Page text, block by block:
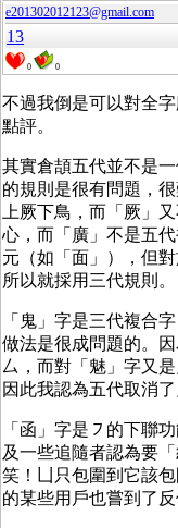
e201302012123@gmail.com
13
0 0
不過我倒是可以對全
點評。
其實倉頡五代並不是
的規則是很有問題，
上厥下鳥，而「厥」
心，而「廣」不是五
元（如「面」），但
所以就採用三代規則。
「鬼」字是三代複合
做法是很成問題的。
厶，而對「魅」字又
因此我認為五代取消
「函」字是㇇的下聯
及一些追隨者認為要
笑！凵只包圍到它該
的某些用戶也嘗到了反